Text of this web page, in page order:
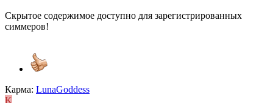
Скрытое содержимое доступно для зарегистрированных
симмеров!
Карма: LunaGoddess
K